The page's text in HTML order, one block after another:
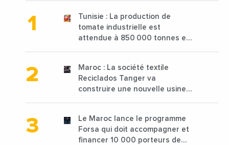
Tunisie : La production de
tomate industrielle est
attendue à 850 000 tonnes en
Maroc : La société textile
Reciclados Tanger va
construire une nouvelle usine
Le Maroc lance le programme
Forsa qui doit accompagner et
financer 10 000 porteurs de